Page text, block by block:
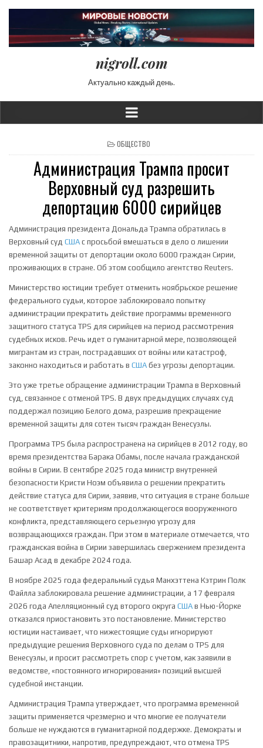
nigroll.com
Актуально каждый день.
POSTED IN
ОБЩЕСТВО
Администрация Трампа просит
Верховный суд разрешить
депортацию 6000 сирийцев
Администрация президента Дональда Трампа обратилась в
Верховный суд США с просьбой вмешаться в дело о лишении
временной защиты от депортации около 6000 граждан Сирии,
проживающих в стране. Об этом сообщило агентство Reuters.
Министерство юстиции требует отменить ноябрьское решение
федерального судьи, которое заблокировало попытку
администрации прекратить действие программы временного
защитного статуса TPS для сирийцев на период рассмотрения
судебных исков. Речь идет о гуманитарной мере, позволяющей
мигрантам из стран, пострадавших от войны или катастроф,
законно находиться и работать в США без угрозы депортации.
Это уже третье обращение администрации Трампа в Верховный
суд, связанное с отменой TPS. В двух предыдущих случаях суд
поддержал позицию Белого дома, разрешив прекращение
временной защиты для сотен тысяч граждан Венесуэлы.
Программа TPS была распространена на сирийцев в 2012 году, во
время президентства Барака Обамы, после начала гражданской
войны в Сирии. В сентябре 2025 года министр внутренней
безопасности Кристи Ноэм объявила о решении прекратить
действие статуса для Сирии, заявив, что ситуация в стране больше
не соответствует критериям продолжающегося вооруженного
конфликта, представляющего серьезную угрозу для
возвращающихся граждан. При этом в материале отмечается, что
гражданская война в Сирии завершилась свержением президента
Башар Асад в декабре 2024 года.
В ноябре 2025 года федеральный судья Манхэттена Кэтрин Полк
Файлла заблокировала решение администрации, а 17 февраля
2026 года Апелляционный суд второго округа США в Нью-Йорке
отказался приостановить это постановление. Министерство
юстиции настаивает, что нижестоящие суды игнорируют
предыдущие решения Верховного суда по делам о TPS для
Венесуэлы, и просит рассмотреть спор с учетом, как заявили в
ведомстве, «постоянного игнорирования» позиций высшей
судебной инстанции.
Администрация Трампа утверждает, что программа временной
защиты применяется чрезмерно и что многие ее получатели
больше не нуждаются в гуманитарной поддержке. Демократы и
правозащитники, напротив, предупреждают, что отмена TPS